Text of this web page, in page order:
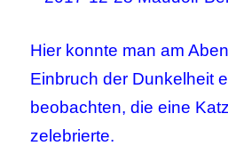
Hier konnte man am
Einbruch der Dunkelheit
beobachten, die eine
zelebrierte.